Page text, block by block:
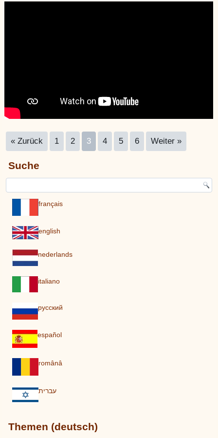
« Zurück 1 2 3 4 5 6 Weiter »
Suche
français
english
nederlands
italiano
pусский
español
românâ
עברית
Themen (deutsch)